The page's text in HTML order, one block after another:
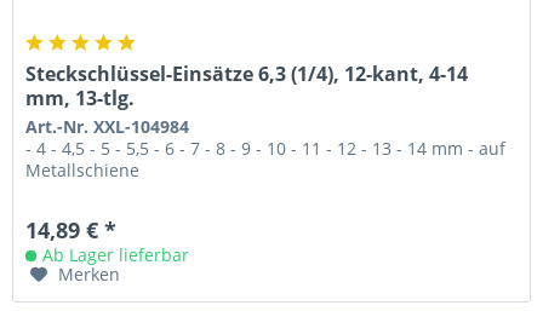
Steckschlüssel-Einsätze 6,3 (1/4), 12-kant, 4-14
mm, 13-tlg.
Art.-Nr. XXL-104984
- 4 - 4,5 - 5 - 5,5 - 6 - 7 - 8 - 9 - 10 - 11 - 12 - 13 - 14 mm - auf
Metallschiene
14,89 € *
Ab Lager lieferbar
Merken